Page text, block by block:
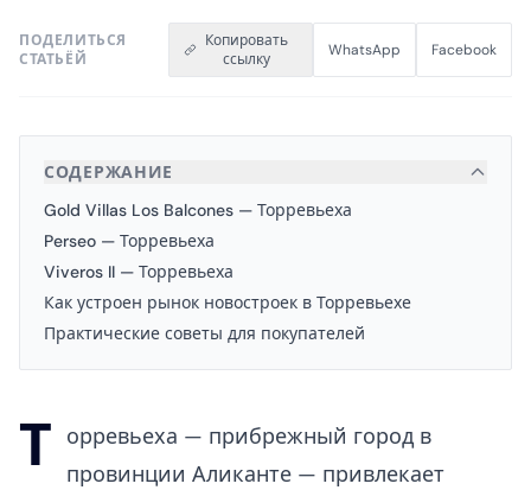
ПОДЕЛИТЬСЯ
СТАТЬЁЙ
Копировать
ссылку
WhatsApp Facebook
СОДЕРЖАНИЕ
Gold Villas Los Balcones — Торревьеха
Perseo — Торревьеха
Viveros II — Торревьеха
Как устроен рынок новостроек в Торревьехе
Практические советы для покупателей
Т орревьеха — прибрежный город в
провинции Аликанте — привлекает